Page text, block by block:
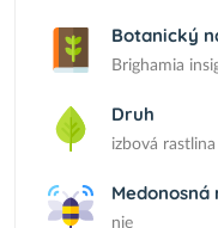
Botanický
Brighamia
Druh
izbová
nie